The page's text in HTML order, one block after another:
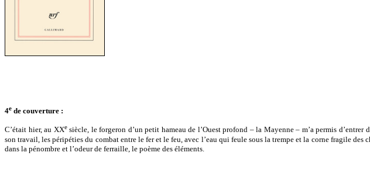
4e de couverture :
C’était hier, au XXesiècle, le forgeron d’un petit hameau de l’Ouest profond – la Mayenne – m’a permis
son travail, les péripéties du combat entre le fer et le feu, avec l’eau qui feule sous la trempe et la corne fragile
dans la pénombre et l’odeur de ferraille, le poème des éléments.